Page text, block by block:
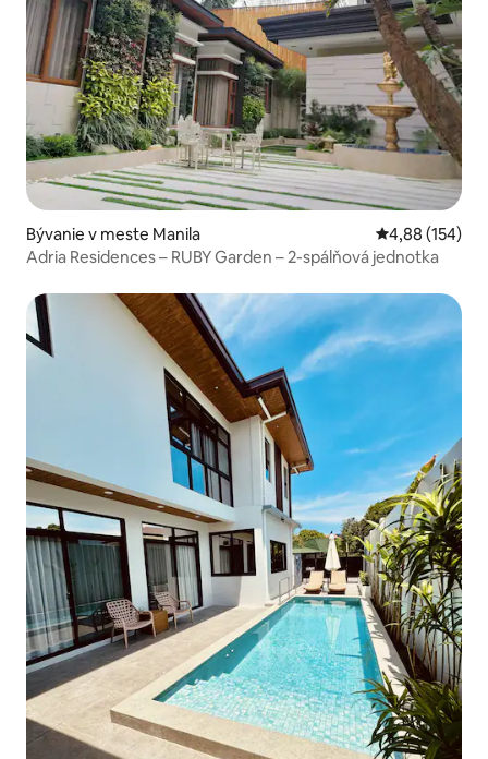
Bývanie v meste Manila Priemerné
4,88 (154)
Adria Residences – RUBY Garden – 2-spálňová jednotka